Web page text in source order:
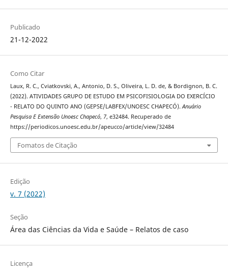
Publicado
21-12-2022
Como Citar
Laux, R. C., Cviatkovski, A., Antonio, D. S., Oliveira, L. D. de, & Bordignon, B. C.
(2022). ATIVIDADES GRUPO DE ESTUDO EM PSICOFISIOLOGIA DO EXERCÍCIO
- RELATO DO QUINTO ANO (GEPSE/LABFEX/UNOESC CHAPECÓ).Anuário
Pesquisa E Extensão Unoesc Chapecó, 7, e32484. Recuperado de
https://periodicos.unoesc.edu.br/apeucco/article/view/32484
Fomatos de Citação
Edição
v. 7 (2022)
Seção
Área das Ciências da Vida e Saúde – Relatos de caso
Licença